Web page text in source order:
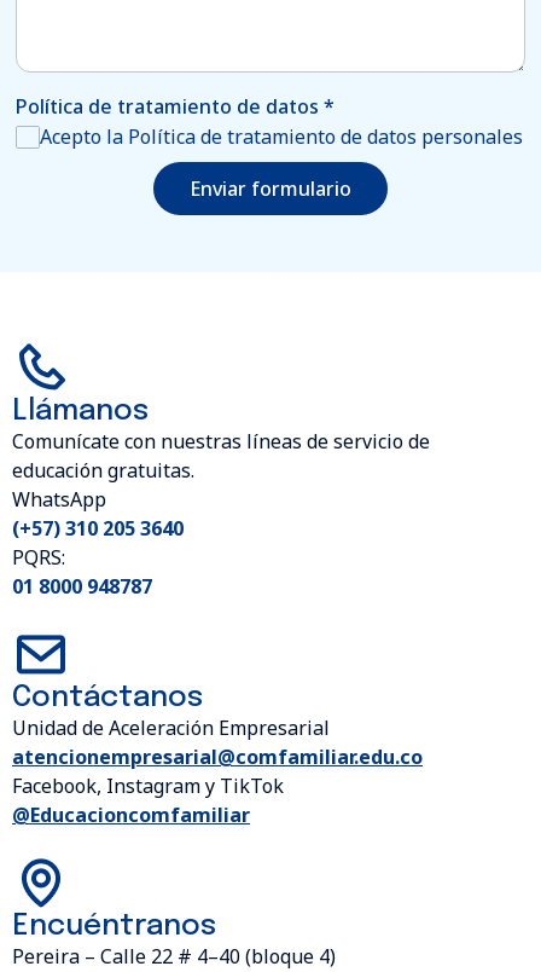
Política de tratamiento de datos*
Acepto la Política de tratamiento de datos personales
Enviar formulario
Llámanos
Comunícate con nuestras líneas de servicio de
educación gratuitas.
WhatsApp
(+57) 310 205 3640
PQRS:
01 8000 948787
Contáctanos
Unidad de Aceleración Empresarial
atencionempresarial@comfamiliar.edu.co
Facebook, Instagram y TikTok
@Educacioncomfamiliar
Encuéntranos
Pereira – Calle 22 # 4–40 (bloque 4)